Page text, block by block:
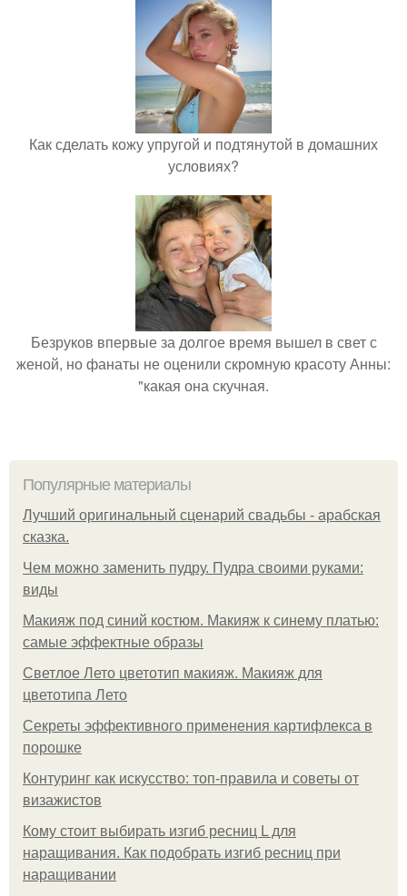
Как сделать кожу упругой и подтянутой в домашних
условиях?
Безруков впервые за долгое время вышел в свет с
женой, но фанаты не оценили скромную красоту Анны:
"какая она скучная.
Популярные материалы
Лучший оригинальный сценарий свадьбы - арабская
сказка.
Чем можно заменить пудру. Пудра своими руками:
виды
Макияж под синий костюм. Макияж к синему платью:
самые эффектные образы
Светлое Лето цветотип макияж. Макияж для
цветотипа Лето
Секреты эффективного применения картифлекса в
порошке
Контуринг как искусство: топ-правила и советы от
визажистов
Кому стоит выбирать изгиб ресниц L для
наращивания. Как подобрать изгиб ресниц при
наращивании